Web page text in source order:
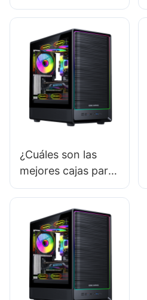
chasis de PC para
las decisiones de
compra de los
clientes?
¿Cuáles son las
mejores cajas para
PC gaming con
líquida?